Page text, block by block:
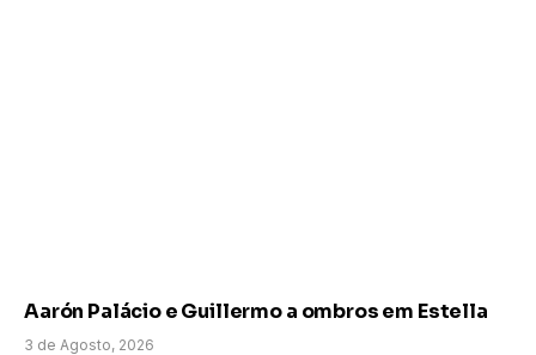
Aarón Palácio e Guillermo a ombros em Estella
3 de Agosto, 2026